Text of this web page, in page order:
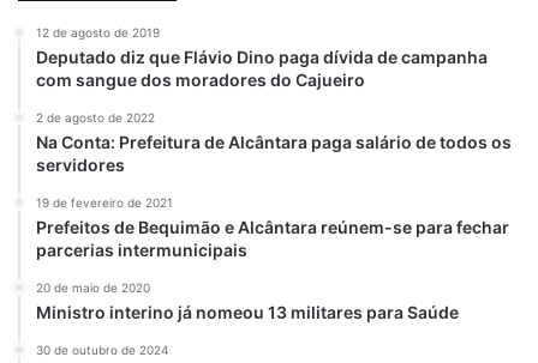
12 de agosto de 2019
Deputado diz que Flávio Dino paga dívida de campanha
com sangue dos moradores do Cajueiro
2 de agosto de 2022
Na Conta: Prefeitura de Alcântara paga salário de todos os
servidores
19 de fevereiro de 2021
Prefeitos de Bequimão e Alcântara reúnem-se para fechar
parcerias intermunicipais
20 de maio de 2020
Ministro interino já nomeou 13 militares para Saúde
30 de outubro de 2024